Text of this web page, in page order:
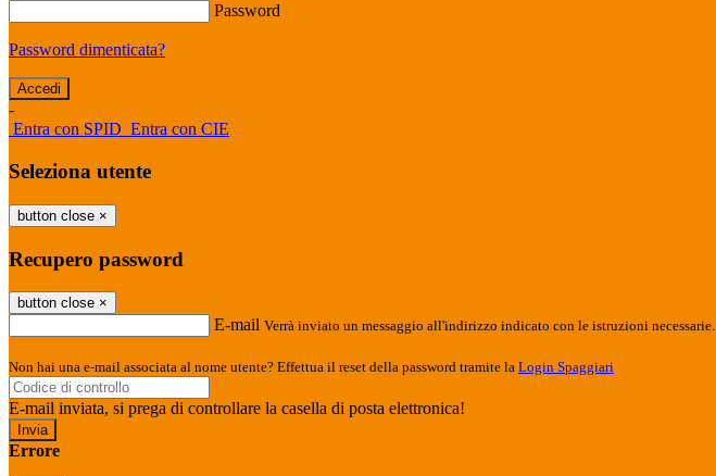
Password
Password dimenticata?
-
Entra con SPID Entra con CIE
Seleziona utente
button close ×
Recupero password
button close ×
E-mail Verrà inviato un messaggio all'indirizzo indicato con le istruzioni necessarie.
Non hai una e-mail associata al nome utente? Effettua il reset della password tramite la Login Spaggiari
E-mail inviata, si prega di controllare la casella di posta elettronica!
Errore